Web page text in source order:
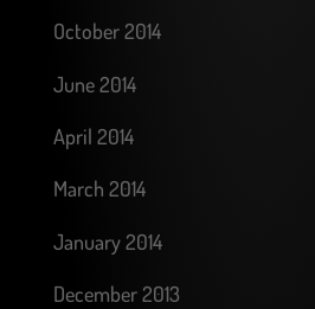
October 2014
June 2014
April 2014
March 2014
January 2014
December 2013